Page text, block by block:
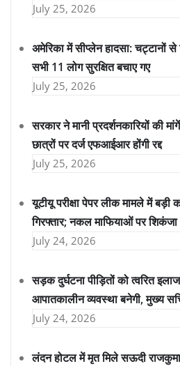
July 25, 2026
अमेरिका में सीप्लेन हादसा: चट्टानों
सभी 11 लोग सुरक्षित बचाए गए
July 25, 2026
सरकार ने मानी प्रदर्शनकारियों की
छात्रों पर दर्ज एफआईआर होंगी रद्द
July 25, 2026
यूटीयू परीक्षा पेपर लीक मामले में बड़ी
गिरफ्तार; नकल माफियाओं पर शिकंजा
July 24, 2026
सड़क दुर्घटना पीड़ितों को त्वरित
आपातकालीन व्यवस्था बनेगी, मुख्य
July 24, 2026
लंदन होटल में मृत मिले सऊदी